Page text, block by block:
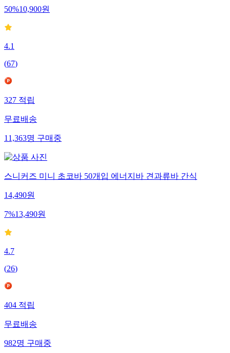
50%10,900원
4.1
(67)
327적립
무료배송
11,363명구매중
스니커즈 미니 초코바 50개입 에너지바 견과류바 간식
14,490원
7%13,490원
4.7
(26)
404적립
무료배송
982명구매중